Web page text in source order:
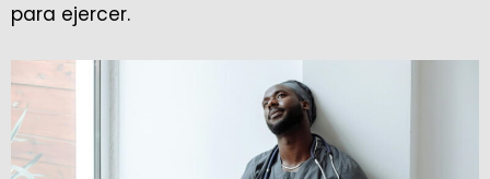
para ejercer.